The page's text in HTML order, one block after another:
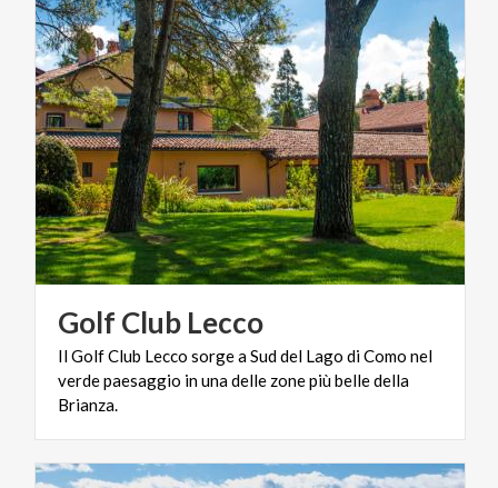
Golf Club Lecco
Il Golf Club Lecco sorge a Sud del Lago di Como nel
verde paesaggio in una delle zone più belle della
Brianza.